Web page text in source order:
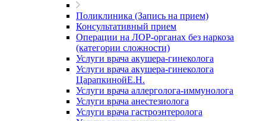
Поликлиника (Запись на прием)
Консультативный прием
Операции на ЛОР-органах без наркоза
(категории сложности)
Услуги врача акушера-гинеколога
Услуги врача акушера-гинеколога
ЦарапкинойЕ.Н.
Услуги врача аллерголога-иммунолога
Услуги врача анестезиолога
Услуги врача гастроэнтеролога